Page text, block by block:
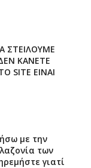
ΣΤΕΙΛΟΥΜΕ
ΚΑΝΕΤΕ
SITE ΕΙΝΑΙ
με την
των
γιατί